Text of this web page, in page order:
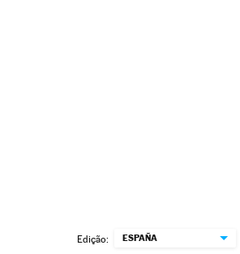
Edição: ESPAÑA